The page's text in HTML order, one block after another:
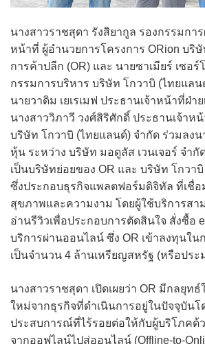
นางสาวราชสุดา รังสิยากูล รองกรรมกา
หน้าที่ ผู้อำนวยการโครงการ ORion บริ
การค้าปลีก (OR) และ นายซาเมียร์ เซอร์
กรรมการบริหาร บริษัท โกวาบิ (ไทยแล
นายวาดิม เยเรเมฟ ประธานเจ้าหน้าที่ฝ่า
นางสาววิภาวี วงศ์สิริศักดิ์ ประธานเจ้าห
บริษัท โกวาบิ (ไทยแลนด์) จำกัด ร่วมลง
หุ้น ระหว่าง บริษัท มอดูลัส เวนเจอร์ จำกั
เป็นบริษัทย่อยของ OR และ บริษัท โกวา
ซึ่งประกอบธุรกิจแพลตฟอร์มดิจิทัล ที่เชื่
สุขภาพและความงาม โดยผู้ใช้บริการสา
อ่านรีวิวเพื่อประกอบการตัดสินใจ สั่งซื้อ
บริการผ่านออนไลน์ ซึ่ง OR เข้าลงทุนใ
เป็นจำนวน 4 ล้านเหรียญสหรัฐ (หรือปร
นางสาวราชสุดา เปิดเผยว่า OR มีกลยุท
ใหม่จากธุรกิจที่ดำเนินการอยู่ในปัจจุบันโ
ประสบการณ์ที่ไร้รอยต่อให้กับผู้บริโภคด้
จากออฟไลน์ไปสู่ออนไลน์ (Offline-to-